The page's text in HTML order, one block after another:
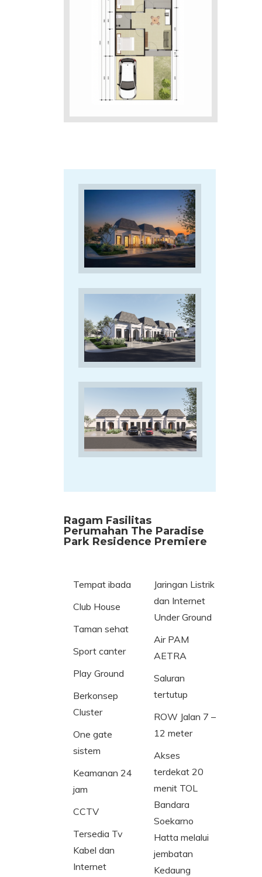
Ragam Fasilitas
Perumahan The Paradise
Park Residence Premiere
Tempat ibada
Club House
Taman sehat
Sport canter
Play Ground
Berkonsep
Cluster
One gate
sistem
Keamanan 24
jam
CCTV
Tersedia Tv
Kabel dan
Internet
Jaringan Listrik
dan Internet
Under Ground
Air PAM
AETRA
Saluran
tertutup
ROW Jalan 7 –
12 meter
Akses
terdekat 20
menit TOL
Bandara
Soekarno
Hatta melalui
jembatan
Kedaung